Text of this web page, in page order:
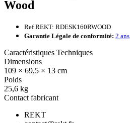
Wood
Ref REKT: RDESK160RWOOD
Garantie Légale de conformité: 2 ans
Caractéristiques Techniques
Dimensions
109 × 69,5 × 13 cm
Poids
25,6 kg
Contact fabricant
REKT